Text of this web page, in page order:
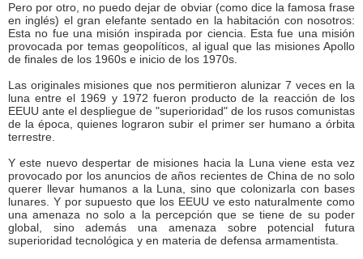
Pero por otro, no puedo dejar de obviar (como dice la famosa frase
en inglés) el gran elefante sentado en la habitación con nosotros:
Esta no fue una misión inspirada por ciencia. Esta fue una misión
provocada por temas geopolíticos, al igual que las misiones Apollo
de finales de los 1960s e inicio de los 1970s.
Las originales misiones que nos permitieron alunizar 7 veces en la
luna entre el 1969 y 1972 fueron producto de la reacción de los
EEUU ante el despliegue de "superioridad" de los rusos comunistas
de la época, quienes lograron subir el primer ser humano a órbita
terrestre.
Y este nuevo despertar de misiones hacia la Luna viene esta vez
provocado por los anuncios de años recientes de China de no solo
querer llevar humanos a la Luna, sino que colonizarla con bases
lunares. Y por supuesto que los EEUU ve esto naturalmente como
una amenaza no solo a la percepción que se tiene de su poder
global, sino además una amenaza sobre potencial futura
superioridad tecnológica y en materia de defensa armamentista.